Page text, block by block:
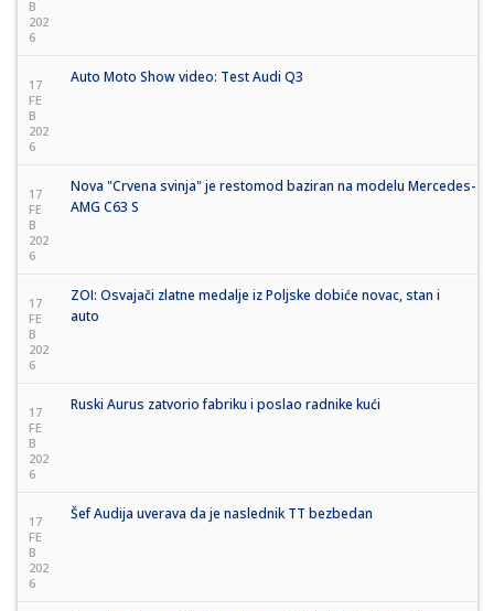
B
202
6
17
FE
B
202
6
Auto Moto Show video: Test Audi Q3
17
FE
B
202
6
Nova "Crvena svinja" je restomod baziran na modelu Mercedes-
AMG C63 S
17
FE
B
202
6
ZOI: Osvajači zlatne medalje iz Poljske dobiće novac, stan i
auto
17
FE
B
202
6
Ruski Aurus zatvorio fabriku i poslao radnike kući
17
FE
B
202
6
Šef Audija uverava da je naslednik TT bezbedan